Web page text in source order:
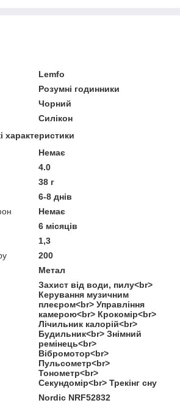
Lemfo
Розумні годинники
Чорний
Силікон
характеристики
Немає
4.0
38 г
6-8 днів
Немає
6 місяців
1,3
200
Метал
Захист від води, пилу<br>
Керування музичним
плеєром<br> Управління
камерою<br> Крокомір<br>
Лічильник калорій<br>
Будильник<br> Знімний
ремінець<br>
Вібромотор<br>
Пульсометр<br>
Тонометр<br>
Секундомір<br> Трекінг сну
Nordic NRF52832